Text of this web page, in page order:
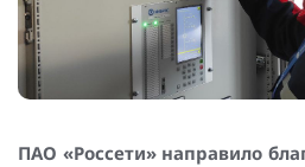
Повышение надежности
Шкафы РЗА 110-220 кВ
Устройства релейной защиты и
присоединений 6-35кВ
Сбор и анализ информации об
ПАО «Россети» направило